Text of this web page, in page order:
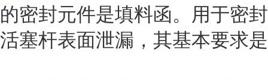
的密封元件是填料函。用于密
活塞杆表面泄漏，其基本要求